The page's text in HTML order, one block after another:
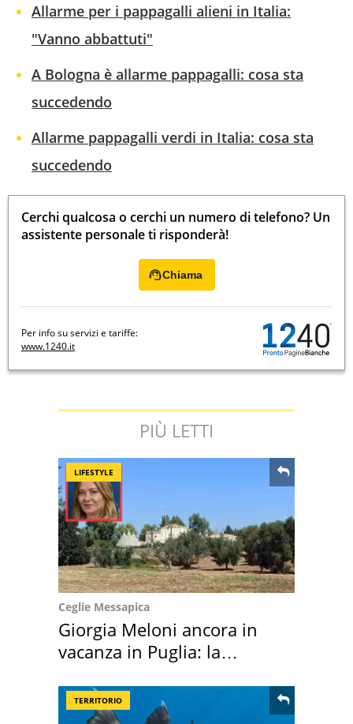
Allarme per i pappagalli alieni in Italia:
"Vanno abbattuti"
A Bologna è allarme pappagalli: cosa sta
succedendo
Allarme pappagalli verdi in Italia: cosa sta
succedendo
Cerchi qualcosa o cerchi un numero di telefono? Un
assistente personale ti risponderà!
Chiama
Per info su servizi e tariffe:
www.1240.it
PIÙ LETTI
LIFESTYLE
Ceglie Messapica
Giorgia Meloni ancora in
vacanza in Puglia: la
TERRITORIO